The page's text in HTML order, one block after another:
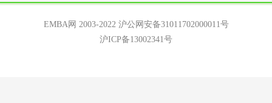
EMBA网 2003-2022 沪公网安备31011702000011号
沪ICP备13002341号